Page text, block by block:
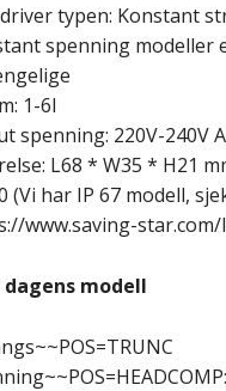
driver typen: Konstant
spenning modeller
1-6I
spenning: 220V-240V
L68 * W35 * H21
(Vi har IP 67 modell,
www.saving-star.com/
modell